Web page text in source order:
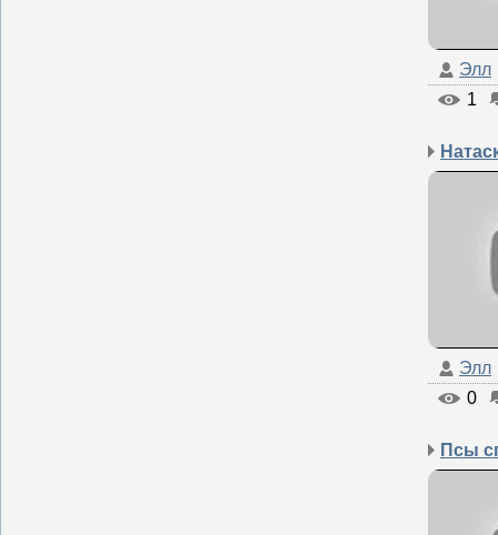
Элл
1
Элл
0